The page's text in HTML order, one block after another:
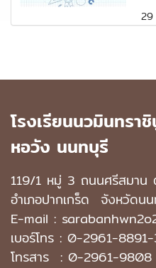
โรงเรียนนวมินทรา
หอวัง นนทบุรี
119/1 หมู่ 3 ถนนศรีสมาน
อำเภอปากเกร็ด จังหวัดน
E-mail :
เบอร์โทร : 0-2961-
โทรสาร : 0-2961-9808